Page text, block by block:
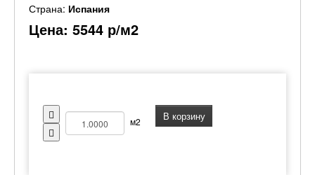
Страна: Испания
Цена: 5544 р/м2
м2 В корзину